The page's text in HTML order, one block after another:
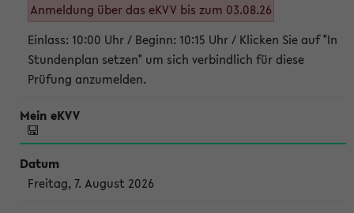
Anmeldung über das eKVV bis zum 03.08.26
Einlass: 10:00 Uhr / Beginn: 10:15 Uhr / Klicken Sie auf "In
Stundenplan setzen" um sich verbindlich für diese
Prüfung anzumelden.
Freitag, 7. August 2026